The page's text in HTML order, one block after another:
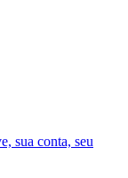
sua conta, seu